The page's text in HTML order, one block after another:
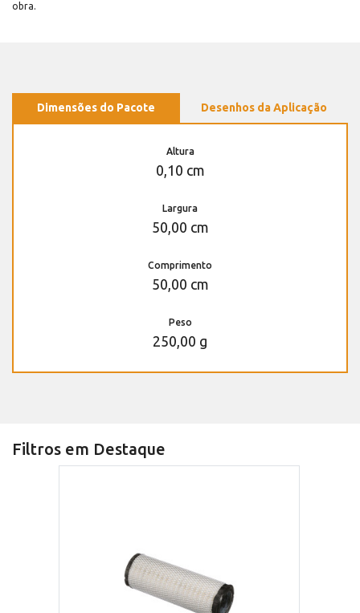
obra.
Dimensões do Pacote Desenhos da Aplicação
Altura
0,10 cm
Largura
50,00 cm
Comprimento
50,00 cm
Peso
250,00 g
Filtros em Destaque